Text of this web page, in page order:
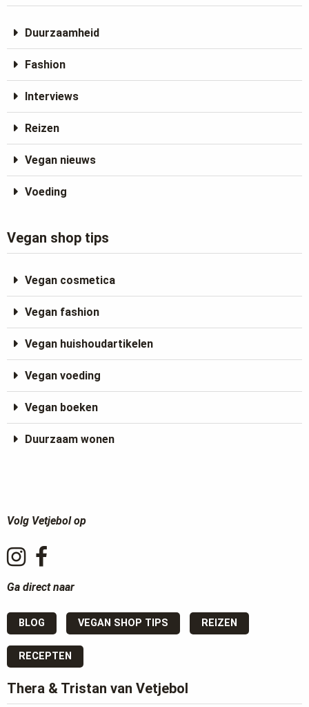
Duurzaamheid
Fashion
Interviews
Reizen
Vegan nieuws
Voeding
Vegan shop tips
Vegan cosmetica
Vegan fashion
Vegan huishoudartikelen
Vegan voeding
Vegan boeken
Duurzaam wonen
Volg Vetjebol op
Ga direct naar
BLOG VEGAN SHOP TIPS REIZEN
RECEPTEN
Thera & Tristan van Vetjebol